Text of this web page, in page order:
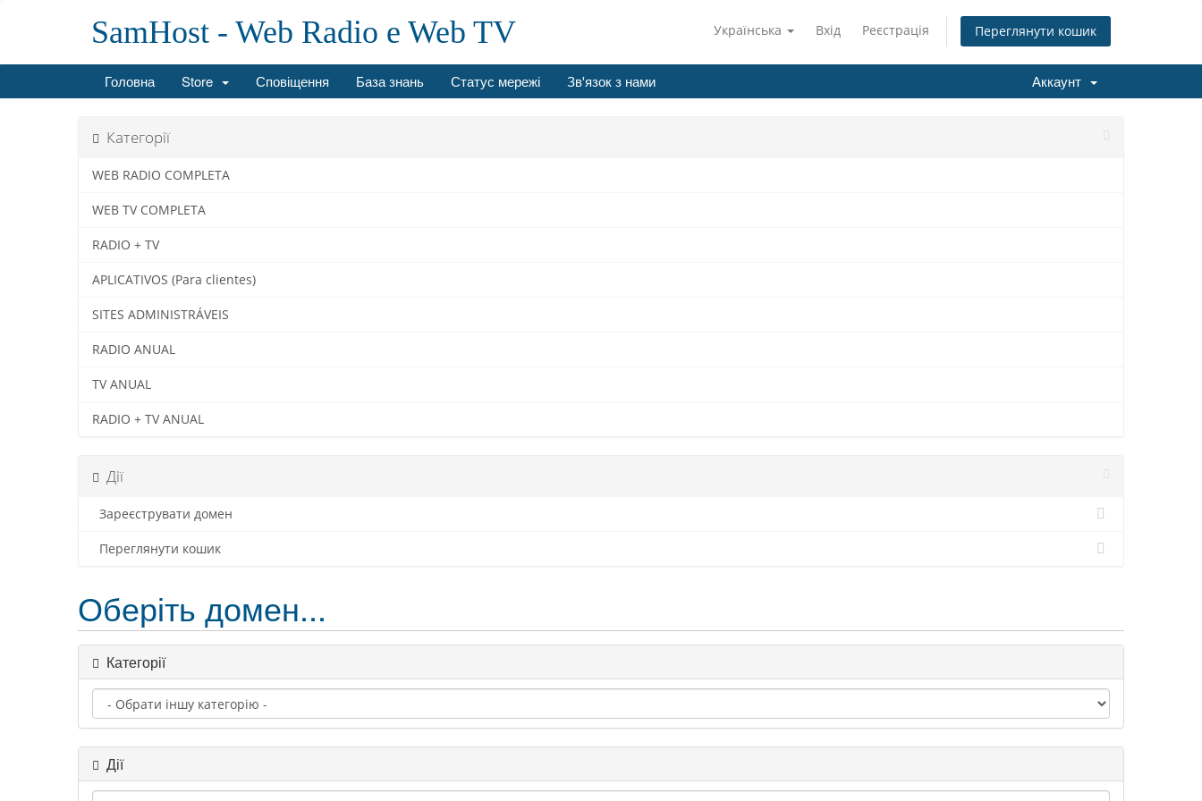
Українська Вхід Реєстрація Переглянути кошик
SamHost - Web Radio e Web TV
Головна Store Сповіщення База знань Статус мережі Зв'язок з нами Аккаунт
Категорії
WEB RADIO COMPLETA
WEB TV COMPLETA
RADIO + TV
APLICATIVOS (Para clientes)
SITES ADMINISTRÁVEIS
RADIO ANUAL
TV ANUAL
RADIO + TV ANUAL
Дії
Зареєструвати домен
Переглянути кошик
Оберіть домен...
Категорії
Дії